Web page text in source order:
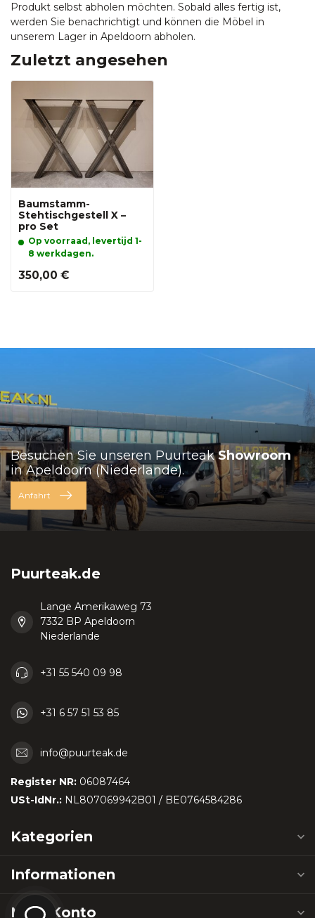
Produkt selbst abholen möchten. Sobald alles fertig ist,
werden Sie benachrichtigt und können die Möbel in
unserem Lager in Apeldoorn abholen.
Zuletzt angesehen
Baumstamm-
Stehtischgestell X –
pro Set
Op voorraad, levertijd 1-
8 werkdagen.
350,00 €
Besuchen Sie unseren PuurteakShowroom
in Apeldoorn (Niederlande).
Anfahrt
Puurteak.de
Lange Amerikaweg 73
7332 BP Apeldoorn
Niederlande
+31 55 540 09 98
+31 6 57 51 53 85
info@puurteak.de
Register NR: 06087464
USt-IdNr.: NL807069942B01 / BE0764584286
Kategorien
Informationen
Mein Konto